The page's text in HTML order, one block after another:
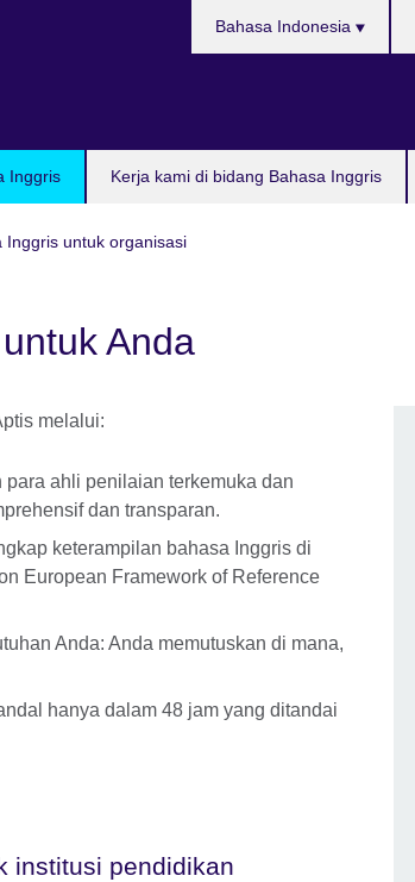
Inggris Kerja kami di bidang Bahasa Inggris
Bahasa Indonesia
Inggris untuk organisasi
Anda
melalui:
ahli penilaian terkemuka dan
dan transparan.
keterampilan bahasa Inggris di
European Framework of Reference
Anda: Anda memutuskan di mana,
hanya dalam 48 jam yang ditandai
institusi pendidikan